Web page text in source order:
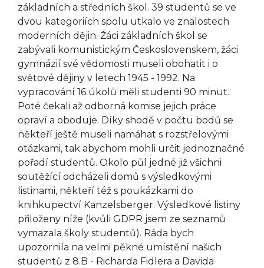
základních a středních škol. 39 studentů se ve
dvou kategoriích spolu utkalo ve znalostech
moderních dějin. Žáci základních škol se
zabývali komunistickým Československem, žáci
gymnázií své vědomosti museli obohatit i o
světové dějiny v letech 1945 - 1992. Na
vypracování 16 úkolů měli studenti 90 minut.
Poté čekali až odborná komise jejich práce
opraví a oboduje. Díky shodě v počtu bodů se
někteří ještě museli namáhat s rozstřelovými
otázkami, tak abychom mohli určit jednoznačné
pořadí studentů. Okolo půl jedné již všichni
soutěžící odcházeli domů s výsledkovými
listinami, někteří též s poukázkami do
knihkupectví Kanzelsberger. Výsledkové listiny
přiloženy níže (kvůli GDPR jsem ze seznamů
vymazala školy studentů). Ráda bych
upozornila na velmi pěkné umístění našich
studentů z 8.B - Richarda Fidlera a Davida